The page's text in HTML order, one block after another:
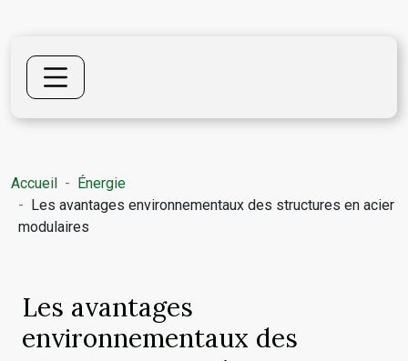
Accueil
Énergie
Les avantages environnementaux des structures en acier
modulaires
Les avantages
environnementaux des